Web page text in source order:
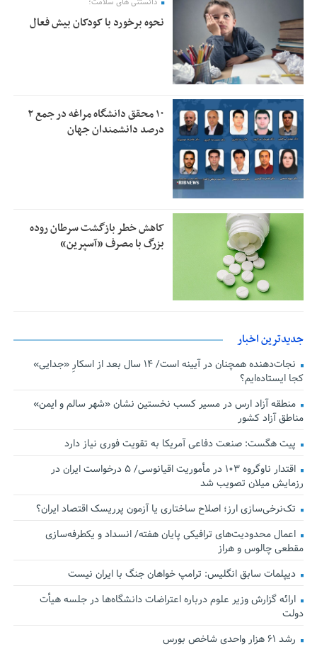
نحوه برخورد با کودکان بیش فعال
۱۰ محقق دانشگاه مراغه در جمع ۲
درصد دانشمندان جهان
کاهش خطر بازگشت سرطان روده
بزرگ با مصرف «آسپرین»
جدیدترین اخبار
نجات‌دهنده‌ همچنان در آیینه است/ ۱۴ سال بعد از اسکارِ «جدایی»
کجا ایستاده‌ایم؟
منطقه آزاد ارس در مسیر کسب نخستین نشان «شهر سالم و ایمن»
مناطق آزاد کشور
پیت هگست: صنعت دفاعی آمریکا به تقویت فوری نیاز دارد
اقتدار ناوگروه ۱۰۳ در مأموریت‌ اقیانوسی/ ۵ درخواست ایران در
رزمایش میلان تصویب شد
تک‌نرخی‌سازی ارز؛ اصلاح ساختاری یا آزمون پرریسک اقتصاد ایران؟
اعمال محدودیت‌های ترافیکی پایان هفته/ انسداد و یکطرفه‌سازی
مقطعی چالوس و هراز
دیپلمات سابق انگلیس:‌ ترامپ خواهان جنگ با ایران نیست
ارائه گزارش وزیر علوم درباره اعتراضات دانشگاه‌ها در جلسه هیأت
دولت
رشد ۶۱ هزار واحدی شاخص بورس